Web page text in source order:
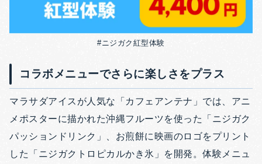
#ニジガク紅型体験
コラボメニューでさらに楽しさをプラス
マラサダアイスが人気な「カフェアンテナ」では、アニ
メポスターに描かれた沖縄フルーツを使った「ニジガク
パッションドリンク」、お煎餅に映画のロゴをプリント
した「ニジガクトロピカルかき氷」を開発。体験メニュ